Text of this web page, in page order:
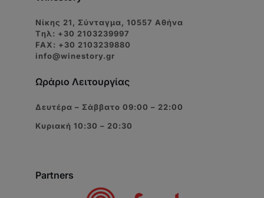
Νίκης 21, Σύνταγμα, 10557 Αθήνα
Tηλ: +30 2103239997
FAX: +30 2103239880
info@winestory.gr
Ωράριο Λειτουργίας
Δευτέρα – Σάββατο 09:00 – 22:00
Κυριακή 10:30 – 20:30
Partners